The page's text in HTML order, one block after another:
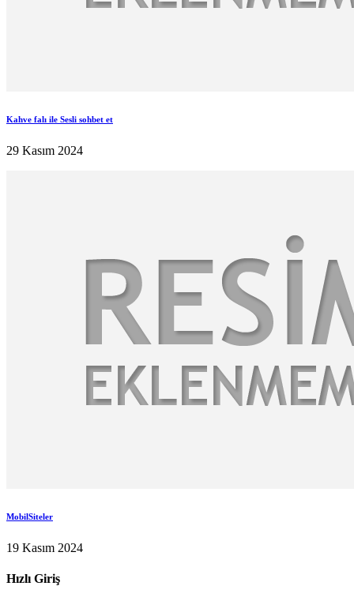
Kahve falı ile Sesli sohbet et
29 Kasım 2024
MobilSiteler
19 Kasım 2024
Hızlı Giriş